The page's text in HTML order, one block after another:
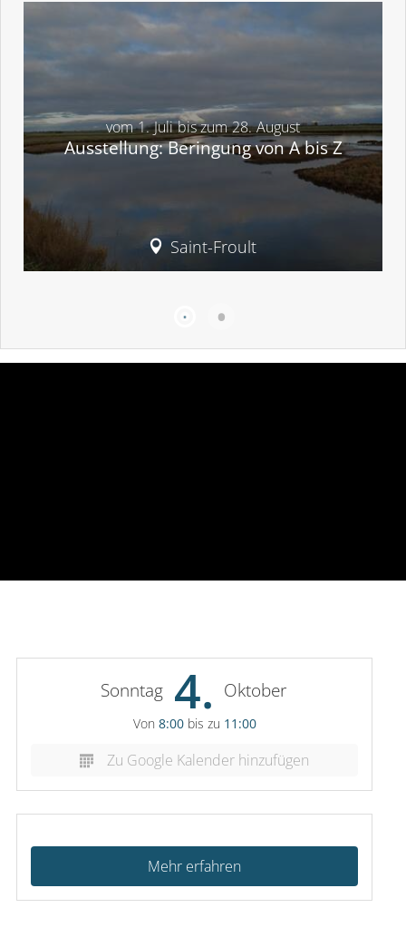
vom 1. Juli bis zum 28. August
Ausstellung: Beringung von A bis Z
Saint-Froult
Sonntag 4. Oktober
Von 8:00 bis zu 11:00
Zu Google Kalender hinzufügen
Mehr erfahren